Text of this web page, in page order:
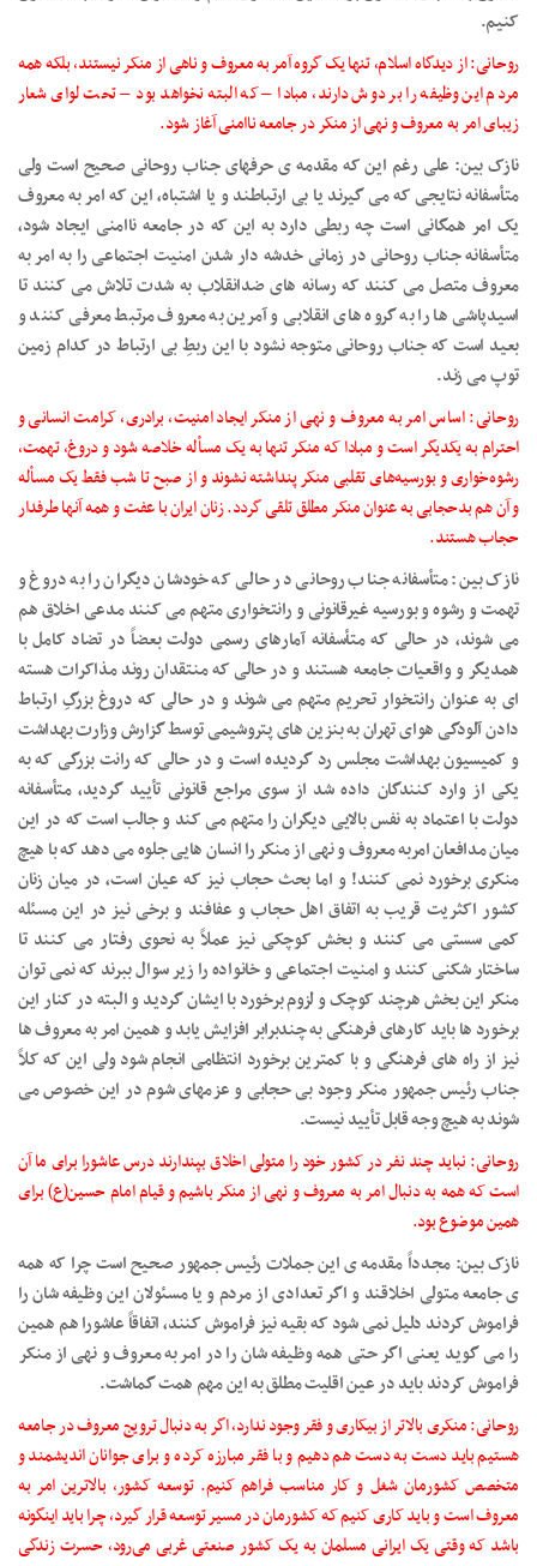
کنیم.
روحانی: از دیدگاه اسلام، تنها یک گروه آمر به معروف و ناهی از منکر نیستند، بلکه همه
مردم این وظیفه را بر دوش دارند، مبادا – که البته نخواهد بود – تحت لوای شعار
زیبای امر به معروف و نهی از منکر در جامعه ناامنی آغاز شود.
نازک بین: علی رغم این که مقدمه ی حرفهای جناب روحانی صحیح است ولی
متأسفانه نتایجی که می گیرند یا بی ارتباطند و یا اشتباه، این که امر به معروف
یک امر همگانی است چه ربطی دارد به این که در جامعه ناامنی ایجاد شود،
متأسفانه جناب روحانی در زمانی خدشه دار شدن امنیت اجتماعی را به امر به
معروف متصل می کنند که رسانه های ضدانقلاب به شدت تلاش می کنند تا
اسیدپاشی ها را به گروه های انقلابی و آمرین به معروف مرتبط معرفی کنند و
بعید است که جناب روحانی متوجه نشود با این ربطِ بی ارتباط در کدام زمین
توپ می زند.
روحانی: اساس امر به معروف و نهی از منکر ایجاد امنیت، برادری، کرامت انسانی و
احترام به یکدیگر است و مبادا که منکر تنها به یک مسأله خلاصه شود و دروغ، تهمت،
رشوه‌خواری و بورسیه‌های تقلبی منکر پنداشته نشوند و از صبح تا شب فقط یک مسأله
و آن هم بدحجابی به عنوان منکر مطلق تلقی گردد. زنان ایران با عفت و همه آنها طرفدار
حجاب هستند.
نازک بین: متأسفانه جناب روحانی در حالی که خودشان دیگران را به دروغ و
تهمت و رشوه و بورسیه غیرقانونی و رانتخواری متهم می کنند مدعی اخلاق هم
می شوند، در حالی که متأسفانه آمارهای رسمی دولت بعضاً در تضاد کامل با
همدیگر و واقعیات جامعه هستند و در حالی که منتقدان روند مذاکرات هسته
ای به عنوان رانتخوار تحریم متهم می شوند و در حالی که دروغ بزرگِ ارتباط
دادن آلودگی هوای تهران به بنزین های پتروشیمی توسط گزارش وزارت بهداشت
و کمیسیون بهداشت مجلس رد گردیده است و در حالی که رانت بزرگی که به
یکی از وارد کنندگان داده شد از سوی مراجع قانونی تأیید گردید، متأسفانه
دولت با اعتماد به نفس بالایی دیگران را متهم می کند و جالب است که در این
میان مدافعان امربه معروف و نهی از منکر را انسان هایی جلوه می دهد که با هیچ
منکری برخورد نمی کنند! و اما بحث حجاب نیز که عیان است، در میان زنان
کشور اکثریت قریب به اتفاق اهل حجاب و عفافند و برخی نیز در این مسئله
کمی سستی می کنند و بخش کوچکی نیز عملاً به نحوی رفتار می کنند تا
ساختار شکنی کنند و امنیت اجتماعی و خانواده را زیر سوال ببرند که نمی توان
منکر این بخش هرچند کوچک و لزوم برخورد با ایشان گردید و البته در کنار این
برخورد ها باید کارهای فرهنگی به چندبرابر افزایش یابد و همین امر به معروف ها
نیز از راه های فرهنگی و با کمترین برخورد انتظامی انجام شود ولی این که کلاً
جناب رئیس جمهور منکر وجود بی حجابی و عزمهای شوم در این خصوص می
شوند به هیچ وجه قابل تأیید نیست.
روحانی: نباید چند نفر در کشور خود را متولی اخلاق بپندارند درس عاشورا برای ما آن
است که همه به دنبال امر به معروف و نهی از منکر باشیم و قیام امام حسین(ع) برای
همین موضوع بود.
نازک بین: مجدداً مقدمه ی این جملات رئیس جمهور صحیح است چرا که همه
ی جامعه متولی اخلاقند و اگر تعدادی از مردم و یا مسئولان این وظیفه شان را
فراموش کردند دلیل نمی شود که بقیه نیز فراموش کنند، اتفاقاً عاشورا هم همین
را می گوید یعنی اگر حتی همه وظیفه شان را در امر به معروف و نهی از منکر
فراموش کردند باید در عین اقلیت مطلق به این مهم همت گماشت.
روحانی: منکری بالاتر از بیکاری و فقر وجود ندارد، اگر به دنبال ترویج معروف در جامعه
هستیم باید دست به دست هم دهیم و با فقر مبارزه کرده و برای جوانان اندیشمند و
متخصص کشورمان شغل و کار مناسب فراهم کنیم. توسعه کشور، بالاترین امر به
معروف است و باید کاری کنیم که کشورمان در مسیر توسعه قرار گیرد، چرا باید اینگونه
باشد که وقتی یک ایرانی مسلمان به یک کشور صنعتی غربی می‌رود، حسرت زندگی